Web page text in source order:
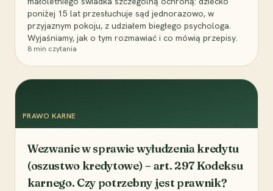
poniżej 15 lat przesłuchuje sąd jednorazowo, w
przyjaznym pokoju, z udziałem biegłego psychologa.
Wyjaśniamy, jak o tym rozmawiać i co mówią przepisy.
8 min czytania
PRAWO KARNE
Wezwanie w sprawie wyłudzenia kredytu
(oszustwo kredytowe) – art. 297 Kodeksu
karnego. Czy potrzebny jest prawnik?